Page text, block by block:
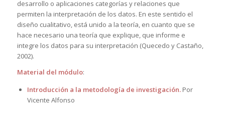
desarrollo o aplicaciones categorías y relaciones que
permiten la interpretación de los datos. En este sentido el
diseño cualitativo, está unido a la teoría, en cuanto que se
hace necesario una teoría que explique, que informe e
integre los datos para su interpretación (Quecedo y Castaño,
2002).
Material del módulo:
Introducción a la metodología de investigación.Por
Vicente Alfonso